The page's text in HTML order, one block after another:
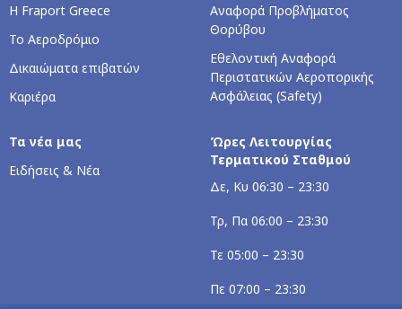
Η Fraport Greece
Το Αεροδρόμιο
Δικαιώματα επιβατών
Καριέρα
Αναφορά Προβλήματος
Θορύβου
Εθελοντική Αναφορά
Περιστατικών Αεροπορικής
Ασφάλειας (Safety)
Τα νέα μας
Ειδήσεις & Νέα
Ώρες Λειτουργίας
Τερματικού Σταθμού
Δε, Κυ 06:30 – 23:30
Τρ, Πα 06:00 – 23:30
Τε 05:00 – 23:30
Πε 07:00 – 23:30